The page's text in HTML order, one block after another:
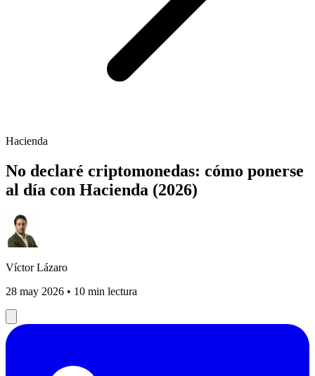
Hacienda
No declaré criptomonedas: cómo ponerse
al día con Hacienda (2026)
Víctor Lázaro
28 may 2026 • 10 min lectura